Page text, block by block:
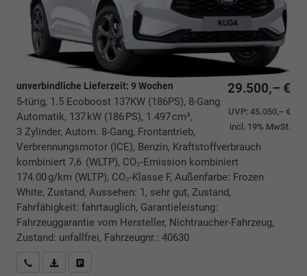
29.500,– €
UVP:45.050,– €
incl. 19% MwSt.
unverbindliche Lieferzeit: 9 Wochen
5-türig, 1.5 Ecoboost 137KW (186PS), 8-Gang
Automatik, 137 kW (186 PS), 1.497 cm³,
3 Zylinder, Autom. 8-Gang, Frontantrieb,
Verbrennungsmotor (ICE), Benzin, Kraftstoffverbrauch
kombiniert 7,6 (WLTP), CO₂-Emission kombiniert
174.00 g/km (WLTP), CO₂-Klasse F, Außenfarbe: Frozen
White, Zustand, Aussehen: 1, sehr gut, Zustand,
Fahrfähigkeit: fahrtauglich, Garantieleistung:
Fahrzeuggarantie vom Hersteller, Nichtraucher-Fahrzeug,
Zustand: unfallfrei, Fahrzeugnr.: 40630
Rückrufbitte absenden
PDF-Datei, Fahrzeugexposé drucken